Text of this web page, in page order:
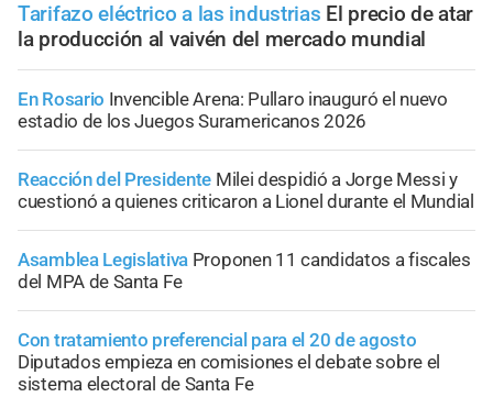
Tarifazo eléctrico a las industrias El precio de atar
la producción al vaivén del mercado mundial
En Rosario Invencible Arena: Pullaro inauguró el nuevo
estadio de los Juegos Suramericanos 2026
Reacción del Presidente Milei despidió a Jorge Messi y
cuestionó a quienes criticaron a Lionel durante el Mundial
Asamblea Legislativa Proponen 11 candidatos a fiscales
del MPA de Santa Fe
Con tratamiento preferencial para el 20 de agosto
Diputados empieza en comisiones el debate sobre el
sistema electoral de Santa Fe